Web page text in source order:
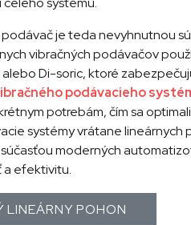
podávač je teda nevyhnutnou
vibračných podávačov
Di-soric, ktoré
podávacieho
potrebám, čím sa
systémy vrátane lineárnych
moderných
a efektivitu.
LINEÁRNY POHON